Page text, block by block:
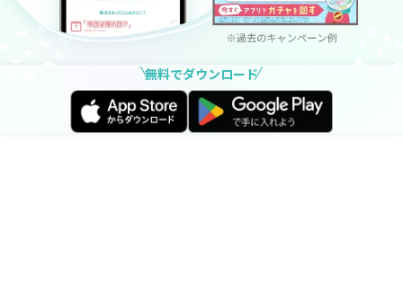
無料でダウンロード